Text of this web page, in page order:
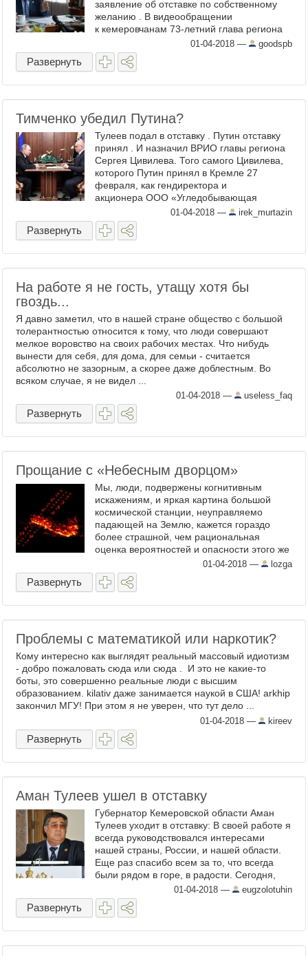
заявление об отставке по собственному
желанию . В видеообращении
к кемеровчанам 73-летний глава региона
назвал свое решение единственно верным
...
01-04-2018 — goodspb
Развернуть
Тимченко убедил Путина?
Тулеев подал в отставку . Путин отставку
принял . И назначил ВРИО главы региона
Сергея Цивилева. Того самого Цивилева,
которого Путин принял в Кремле 27
февраля, как гендиректора и
акционера ООО «Угледобывающая
компания «Колмар», и вместе с которым
они лукавили на всю страну про ...
01-04-2018 — irek_murtazin
Развернуть
На работе я не гость, утащу хотя бы
гвоздь...
Я давно заметил, что в нашей стране общество с большой
толерантностью относится к тому, что люди совершают
мелкое воровство на своих рабочих местах. Что нибудь
вынести для себя, для дома, для семьи - считается
абсолютно не зазорным, а скорее даже доблестным. Во
всяком случае, я не видел ...
01-04-2018 — useless_faq
Развернуть
Прощание с «Небесным дворцом»
Мы, люди, подвержены когнитивным
искажениям, и яркая картина большой
космической станции, неуправляемо
падающей на Землю, кажется гораздо
более страшной, чем рациональная
оценка вероятностей и опасности этого же
события. Поэтому нет ничего
удивительного, что к падению китайской
станции ...
01-04-2018 — lozga
Развернуть
Проблемы с математикой или наркотик?
Кому интересно как выглядят реальный массовый идиотизм
- добро пожаловать сюда или сюда . И это не какие-то
боты, это совершенно реальные люди с высшим
образованием. kilativ даже занимается наукой в США! arkhip
закончил МГУ! При этом я не уверен, что тут дело ...
01-04-2018 — kireev
Развернуть
Аман Тулеев ушел в отставку
Губернатор Кемеровской области Аман
Тулеев уходит в отставку: В своей работе я
всегда руководствовался интересами
нашей страны, России, и нашей области.
Еще раз спасибо всем за то, что всегда
были рядом в горе, в радости. Сегодня,
сейчас, хочу сказать вам, я подал
президенту Российской ...
01-04-2018 — eugzolotuhin
Развернуть